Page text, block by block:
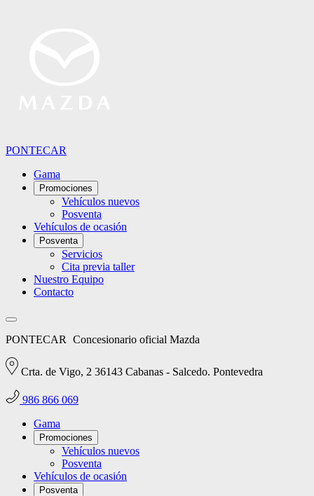
PONTECAR
Gama
Promociones
Vehículos nuevos
Posventa
Vehículos de ocasión
Posventa
Servicios
Cita previa taller
Nuestro Equipo
Contacto
PONTECAR Concesionario oficial Mazda
Crta. de Vigo, 2 36143 Cabanas - Salcedo. Pontevedra
986 866 069
Gama
Promociones
Vehículos nuevos
Posventa
Vehículos de ocasión
Posventa